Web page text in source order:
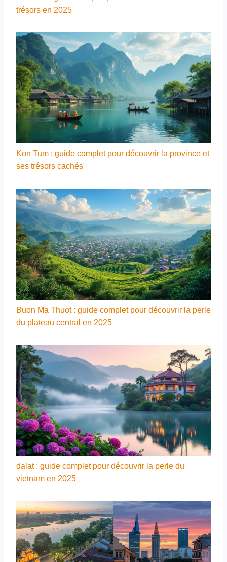
trésors en 2025
Kon Tum : guide complet pour découvrir la province et
ses trésors cachés
Buon Ma Thuot : guide complet pour découvrir la perle
du plateau central en 2025
dalat : guide complet pour découvrir la perle du
vietnam en 2025